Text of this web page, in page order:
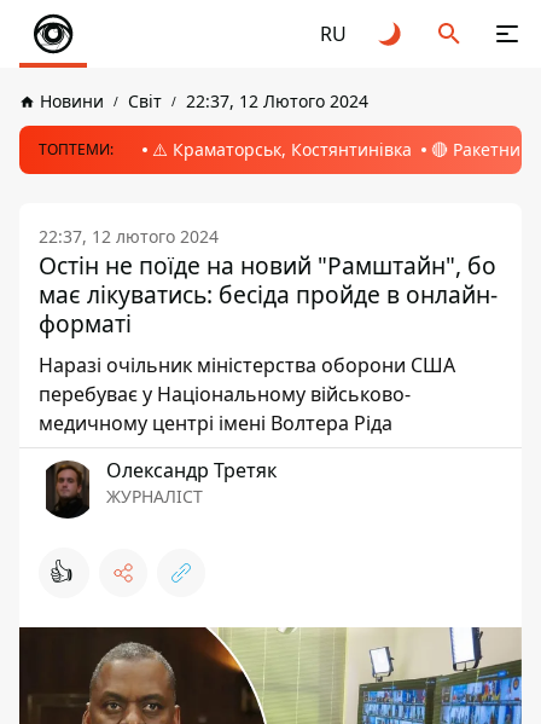
RU
Новини Світ 22:37, 12 Лютого 2024
ТОПТЕМИ: ⚠️ Краматорськ, Костянтинівка 🔴 Ракетний
22:37, 12 лютого 2024
Остін не поїде на новий "Рамштайн", бо
має лікуватись: бесіда пройде в онлайн-
форматі
Наразі очільник міністерства оборони США
перебуває у Національному військово-
медичному центрі імені Волтера Ріда
Олександр Третяк
ЖУРНАЛІСТ
👍